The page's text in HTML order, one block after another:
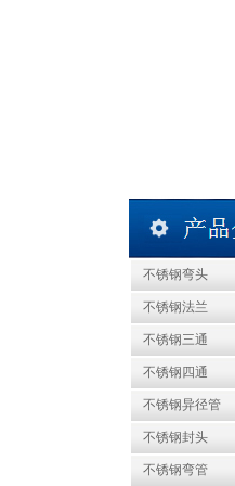
不锈钢弯头
不锈钢法兰
不锈钢三通
不锈钢四通
不锈钢异径管
不锈钢封头
不锈钢弯管